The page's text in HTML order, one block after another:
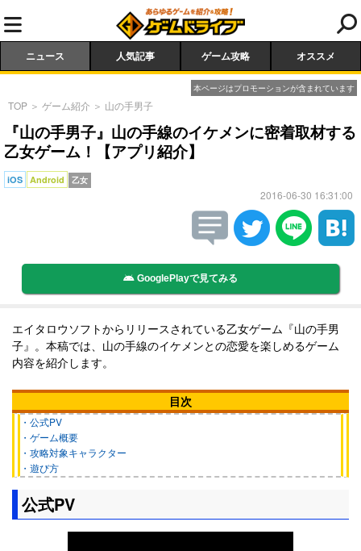
ニュース 人気記事 ゲーム攻略 オススメ
本ページはプロモーションが含まれています
TOP ＞ ゲーム紹介 ＞ 山の手男子
『山の手男子』山の手線のイケメンに密着取材する
乙女ゲーム！【アプリ紹介】
iOS Android 乙女
2016-06-30 16:31:00
GooglePlayで見てみる
エイタロウソフトからリリースされている乙女ゲーム『山の手男
子』。本稿では、山の手線のイケメンとの恋愛を楽しめるゲーム
内容を紹介します。
目次
・公式PV
・ゲーム概要
・攻略対象キャラクター
・遊び方
公式PV